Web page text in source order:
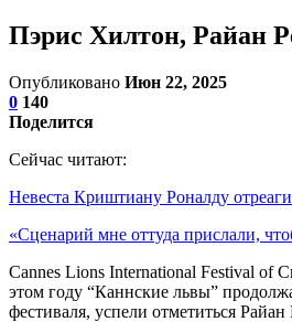
Пэрис Хилтон, Райан
Опубликовано Июн 22, 2025
0 140
Поделится
Сейчас читают:
Невеста Криштиану Роналду
«Сценарий мне оттуда прислали,
Cannes Lions International Festival of
этом году “Каннские львы”
фестиваля, успели отметиться